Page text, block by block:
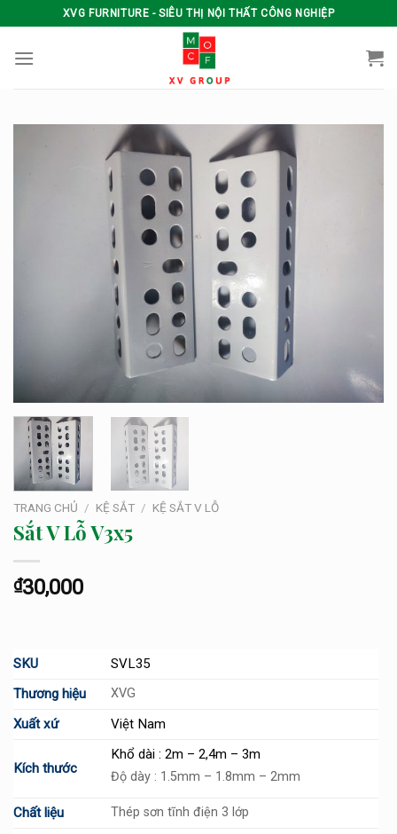
to
content
XVG FURNITURE - SIÊU THỊ NỘI THẤT CÔNG NGHIỆP
TRANG CHỦ / KỆ SẮT / KỆ SẮT V LỖ
Sắt V Lỗ V3x5
₫30,000
SKU
SVL35
Thương hiệu
XVG
Xuất xứ Việt Nam
Kích thước
Khổ dài : 2m – 2,4m – 3m
Độ dày : 1.5mm – 1.8mm – 2mm
Chất liệu Thép sơn tĩnh điện 3 lớp